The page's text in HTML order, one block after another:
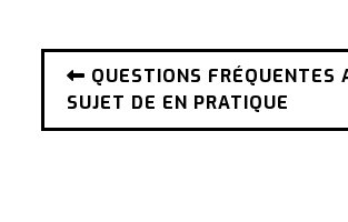
QUESTIONS FRÉQUENTES
SUJET DE EN PRATIQUE